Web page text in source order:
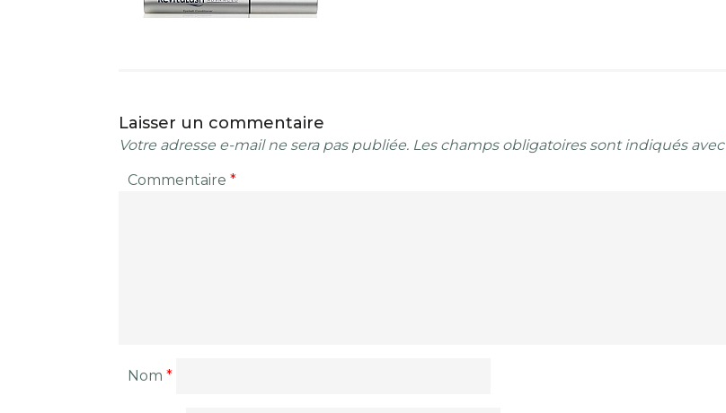
Laisser un commentaire
Votre adresse e-mail ne sera pas publiée. Les champs obligatoires sont indiqués avec
Commentaire *
Nom *